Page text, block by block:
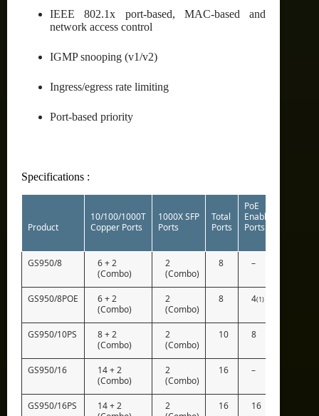
IEEE 802.1x port-based, MAC-based and
network access control
IGMP snooping (v1/v2)
Ingress/egress rate limiting
Port-based priority
Specifications :
Product
10/100/1000T
Copper Ports
1000X SFP
Ports
Total
Ports
PoE
Enabled
Ports
GS950/8
6 + 2
(Combo)
2
(Combo)
8 –
GS950/8POE
6 + 2
(Combo)
2
(Combo)
8 4(1)
GS950/10PS
8 + 2
(Combo)
2
(Combo)
10 8
GS950/16
14 + 2
(Combo)
2
(Combo)
16 –
GS950/16PS
14 + 2
2
16 16